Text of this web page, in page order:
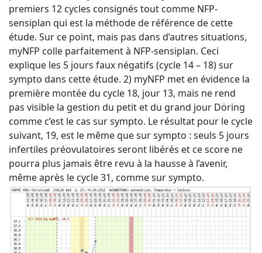
premiers 12 cycles consignés tout comme NFP-
sensiplan qui est la méthode de référence de cette
étude. Sur ce point, mais pas dans d’autres situations,
myNFP colle parfaitement à NFP-sensiplan. Ceci
explique les 5 jours faux négatifs (cycle 14 – 18) sur
sympto dans cette étude. 2) myNFP met en évidence la
première montée du cycle 18, jour 13, mais ne rend
pas visible la gestion du petit et du grand jour Döring
comme c’est le cas sur sympto. Le résultat pour le cycle
suivant, 19, est le même que sur sympto : seuls 5 jours
infertiles préovulatoires seront libérés et ce score ne
pourra plus jamais être revu à la hausse à l’avenir,
même après le cycle 31, comme sur sympto.